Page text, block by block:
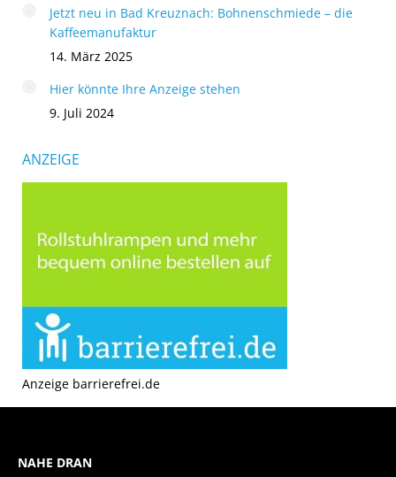
Jetzt neu in Bad Kreuznach: Bohnenschmiede – die
Kaffeemanufaktur
14. März 2025
Hier könnte Ihre Anzeige stehen
9. Juli 2024
ANZEIGE
Anzeige barrierefrei.de
NAHE DRAN